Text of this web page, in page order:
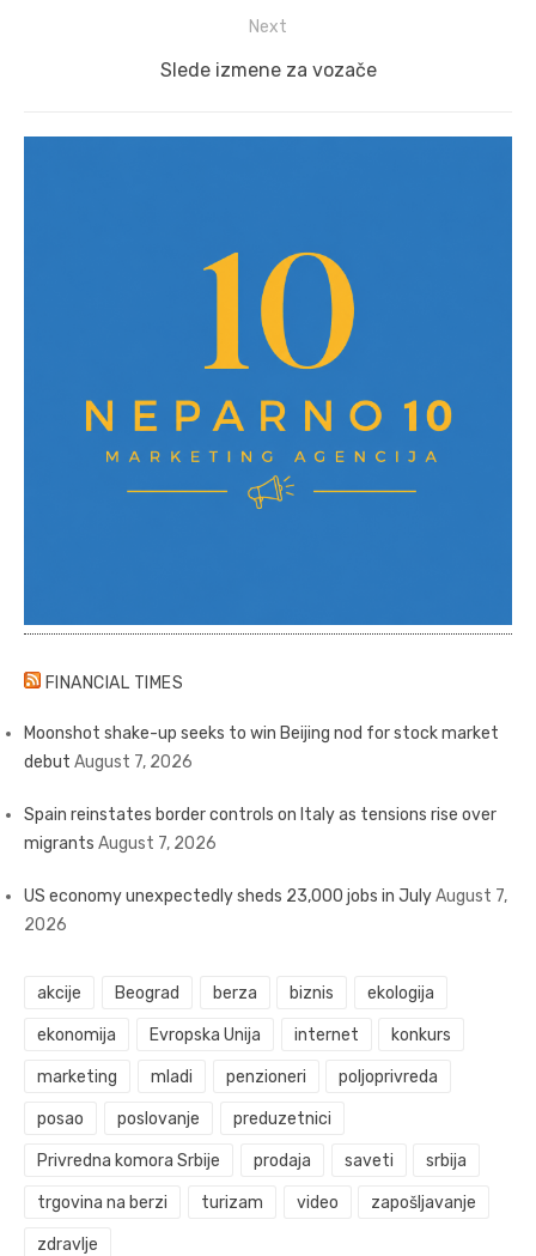
Next
Next
Slede izmene za vozače
FINANCIAL TIMES
Moonshot shake-up seeks to win Beijing nod for stock market
debut August 7, 2026
Spain reinstates border controls on Italy as tensions rise over
migrants August 7, 2026
US economy unexpectedly sheds 23,000 jobs in JulyAugust 7,
2026
akcije Beograd berza biznis ekologija
ekonomija Evropska Unija internet konkurs
marketing mladi penzioneri poljoprivreda
posao poslovanje preduzetnici
Privredna komora Srbije prodaja saveti srbija
trgovina na berzi turizam video zapošljavanje
zdravlje